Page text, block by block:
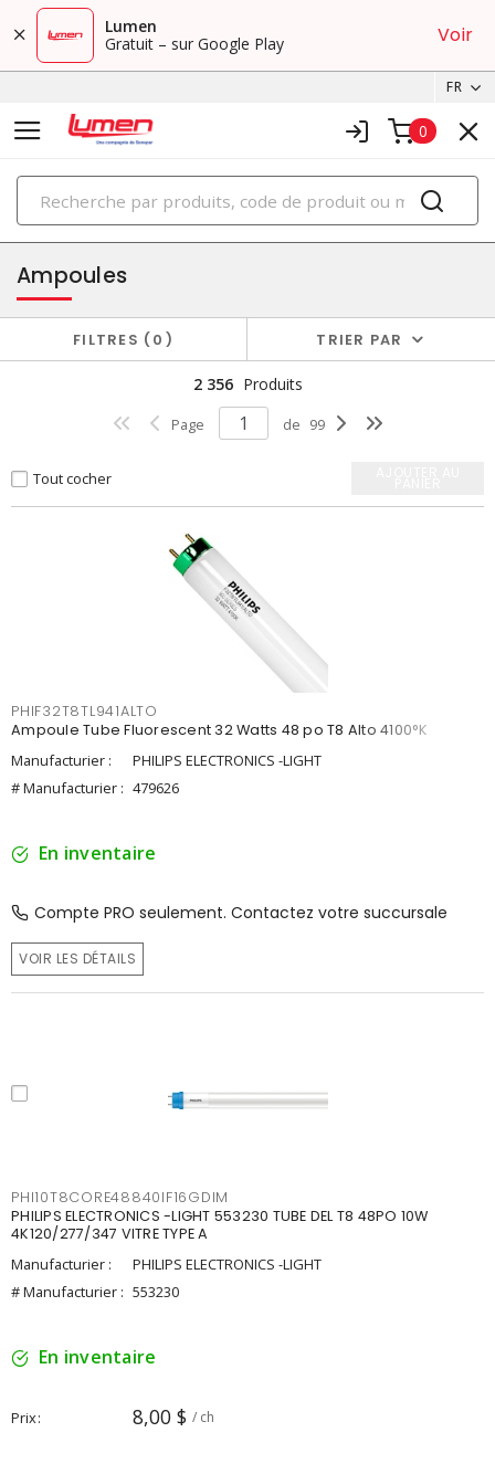
Lumen
Gratuit – sur Google Play
Voir
FR
0
PRODUITS
éclairage
Ampoules
FILTRES 0 TRIER PAR
2 356 Produits
Page de 99
Tout cocher
PHIF32T8TL941ALTO
Ampoule Tube Fluorescent 32 Watts 48 po T8 Alto 4100°K
Manufacturier :
PHILIPS ELECTRONICS -LIGHT
# Manufacturier : 479626
En inventaire
Compte PRO seulement. Contactez votre succursale
VOIR LES DÉTAILS
PHI10T8CORE48840IF16GDIM
PHILIPS ELECTRONICS -LIGHT 553230 TUBE DEL T8 48PO 10W
4K120/277/347 VITRE TYPE A
Manufacturier :
PHILIPS ELECTRONICS -LIGHT
# Manufacturier : 553230
En inventaire
Prix 8,00 $ / ch